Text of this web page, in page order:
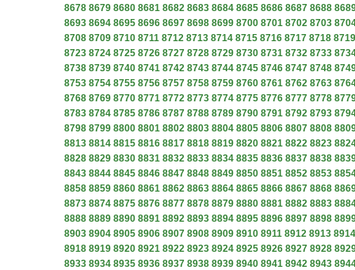
8678 8679 8680 8681 8682 8683 8684 8685 8686 8687 8688
8693 8694 8695 8696 8697 8698 8699 8700 8701 8702 8703
8708 8709 8710 8711 8712 8713 8714 8715 8716 8717 8718 8719
8723 8724 8725 8726 8727 8728 8729 8730 8731 8732 8733
8738 8739 8740 8741 8742 8743 8744 8745 8746 8747 8748
8753 8754 8755 8756 8757 8758 8759 8760 8761 8762 8763
8768 8769 8770 8771 8772 8773 8774 8775 8776 8777 8778
8783 8784 8785 8786 8787 8788 8789 8790 8791 8792 8793
8798 8799 8800 8801 8802 8803 8804 8805 8806 8807 8808
8813 8814 8815 8816 8817 8818 8819 8820 8821 8822 8823
8828 8829 8830 8831 8832 8833 8834 8835 8836 8837 8838
8843 8844 8845 8846 8847 8848 8849 8850 8851 8852 8853
8858 8859 8860 8861 8862 8863 8864 8865 8866 8867 8868
8873 8874 8875 8876 8877 8878 8879 8880 8881 8882 8883
8888 8889 8890 8891 8892 8893 8894 8895 8896 8897 8898
8903 8904 8905 8906 8907 8908 8909 8910 8911 8912 8913 8914
8918 8919 8920 8921 8922 8923 8924 8925 8926 8927 8928
8933 8934 8935 8936 8937 8938 8939 8940 8941 8942 8943